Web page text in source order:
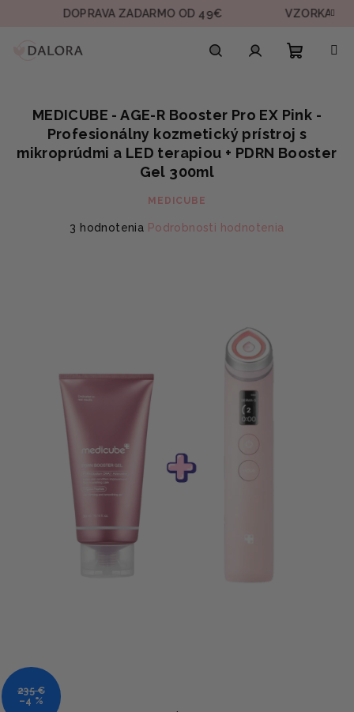
DOPRAVA ZADARMO OD 49€ VZORKA V KAŽDEJ
košík
MEDICUBE - AGE-R Booster Pro EX Pink -
Profesionálny kozmetický prístroj s
mikroprúdmi a LED terapiou + PDRN Booster
Gel 300ml
MEDICUBE
Priemerné
3 hodnotenia Podrobnosti hodnotenia
235 €
–4 %